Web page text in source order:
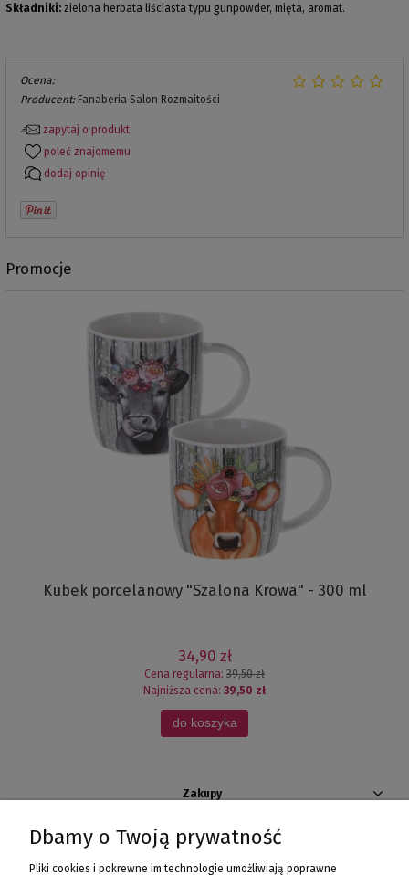
Składniki: zielona herbata liściasta typu gunpowder, mięta, aromat.
Ocena:
Producent: Fanaberia Salon Rozmaitości
zapytaj o produkt
poleć znajomemu
dodaj opinię
Promocje
Kubek porcelanowy "Szalona Krowa" - 300 ml
34,90 zł
Cena regularna: 39,50 zł
Najniższa cena: 39,50 zł
do koszyka
Zakupy
Pomoc
Dbamy o Twoją prywatność
Pliki cookies i pokrewne im technologie umożliwiają poprawne